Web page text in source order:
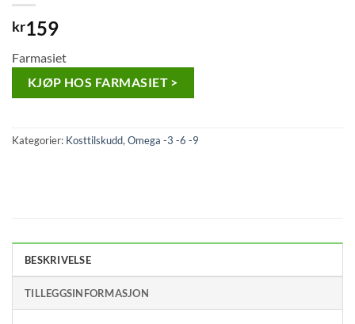
kr159
Farmasiet
KJØP HOS FARMASIET >
Kategorier: Kosttilskudd, Omega -3 -6 -9
BESKRIVELSE
TILLEGGSINFORMASJON